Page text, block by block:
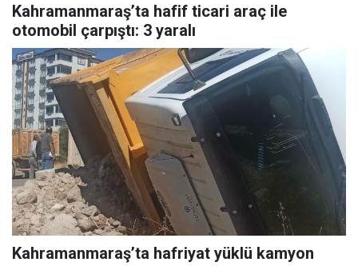
Kahramanmaraş’ta hafif ticari araç ile
otomobil çarpıştı: 3 yaralı
Kahramanmaraş’ta hafriyat yüklü kamyon